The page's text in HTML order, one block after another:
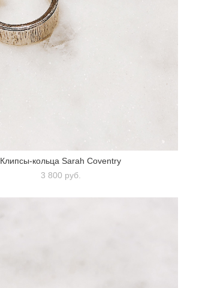
Клипсы-кольца Sarah Coventry
3 800 pуб.